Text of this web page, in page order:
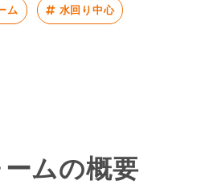
ム 水回り中心
ームの概要